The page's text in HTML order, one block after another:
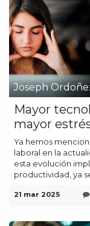
Joseph
Mayor
mayor
Ya hemos
laboral en la
esta evolución
productividad, ya
21 mar 2025